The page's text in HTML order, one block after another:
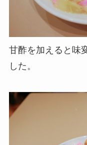
甘酢を加えると味
した。